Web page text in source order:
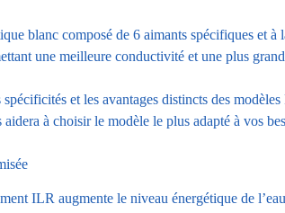
blanc composé de 6 aimants spécifiques et
une meilleure conductivité et une plus
et les avantages distincts des
à choisir le modèle le plus adapté à vos
ILR augmente le niveau énergétique de